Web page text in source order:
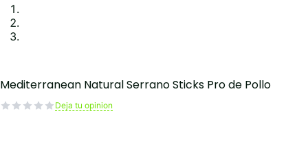
Mediterranean Natural Serrano Sticks Pro de Pollo
Deja tu opinion